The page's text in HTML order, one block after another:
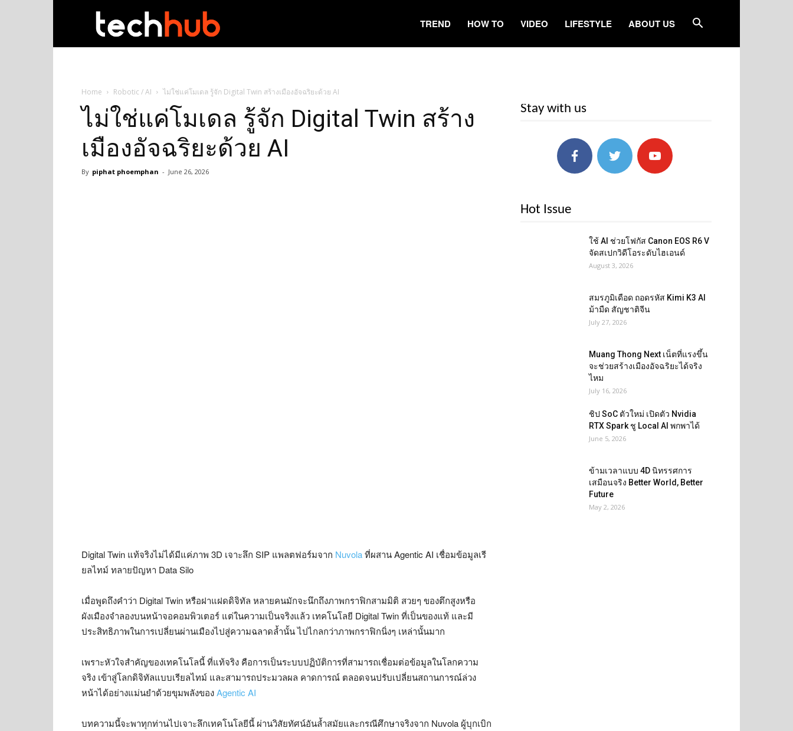
TREND HOW TO VIDEO LIFESTYLE ABOUT US
Home Robotic / AI ไม่ใช่แค่โมเดล รู้จัก Digital Twin สร้างเมืองอัจฉริยะด้วย AI
ไม่ใช่แค่โมเดล รู้จัก Digital Twin สร้าง
เมืองอัจฉริยะด้วย AI
By piphat phoemphan - June 26, 2026
Digital Twin แท้จริงไม่ได้มีแค่ภาพ 3D เจาะลึก SIP แพลตฟอร์มจาก Nuvolaที่ผสาน Agentic AI เชื่อมข้อมูลเรี
ยลไทม์ ทลายปัญหา Data Silo
เมื่อพูดถึงคำว่า Digital Twin หรือฝาแฝดดิจิทัล หลายคนมักจะนึกถึงภาพกราฟิกสามมิติ สวยๆ ของตึกสูงหรือ
ผังเมืองจำลองบนหน้าจอคอมพิวเตอร์ แต่ในความเป็นจริงแล้ว เทคโนโลยี Digital Twin ที่เป็นของแท้ และมี
ประสิทธิภาพในการเปลี่ยนผ่านเมืองไปสู่ความฉลาดล้ำนั้น ไปไกลกว่าภาพกราฟิกนิ่งๆ เหล่านั้นมาก
เพราะหัวใจสำคัญของเทคโนโลนี้ ที่แท้จริง คือการเป็นระบบปฏิบัติการที่สามารถเชื่อมต่อข้อมูลในโลกความ
จริง เข้าสู่โลกดิจิทัลแบบเรียลไทม์ และสามารถประมวลผล คาดการณ์ ตลอดจนปรับเปลี่ยนสถานการณ์ล่วง
หน้าได้อย่างแม่นยำด้วยขุมพลังของAgentic AI
บทความนี้จะพาทุกท่านไปเจาะลึกเทคโนโลยีนี้ ผ่านวิสัยทัศน์อันล้ำสมัยและกรณีศึกษาจริงจาก Nuvola ผู้บุกเบิก
Stay with us
Hot Issue
ใช้ AI ช่วยโฟกัส Canon EOS R6 V
จัดสเปกวิดีโอระดับไฮเอนด์
August 3, 2026
สมรภูมิเดือด ถอดรหัส Kimi K3 AI
ม้ามืด สัญชาติจีน
July 27, 2026
Muang Thong Next เน็ตที่แรงขึ้น
จะช่วยสร้างเมืองอัจฉริยะได้จริง
ไหม
July 16, 2026
ชิป SoC ตัวใหม่ เปิดตัว Nvidia
RTX Spark ชู Local AI พกพาได้
June 5, 2026
ข้ามเวลาแบบ 4D นิทรรศการ
เสมือนจริง Better World, Better
Future
May 2, 2026